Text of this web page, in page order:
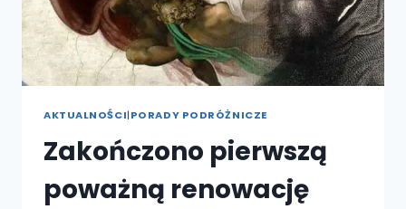
AKTUALNOŚCI|PORADY PODRÓŻNICZE
Zakończono pierwszą
poważną renowację